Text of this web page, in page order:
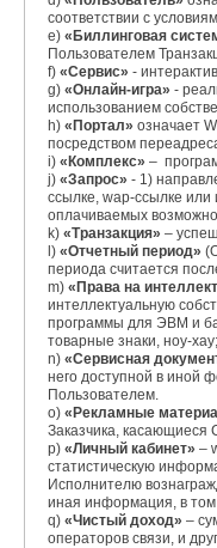
соответствии с
e) «Биллинговая
Пользователем
f) «Сервис» -
g) «Онлайн-игра» -
использованием
h) «Портал» означает
посредством
i) «Комплекс» –
j) «Запрос» - 1)
ссылке, wap-ссылке
оплачиваемых
k) «Транзакция» –
l) «Отчетный период»
периода считается
m) «Права на
интеллектуальную
программы для ЭВМ и
товарные знаки, ноу-хау;
n) «Сервисная
него доступной в иной
Пользователем.
o) «Рекламные
Заказчика, касающиеся
p) «Личный кабинет» –
статистическую
Исполнителю
иная информация, в
q) «Чистый доход» –
операторов связи, и